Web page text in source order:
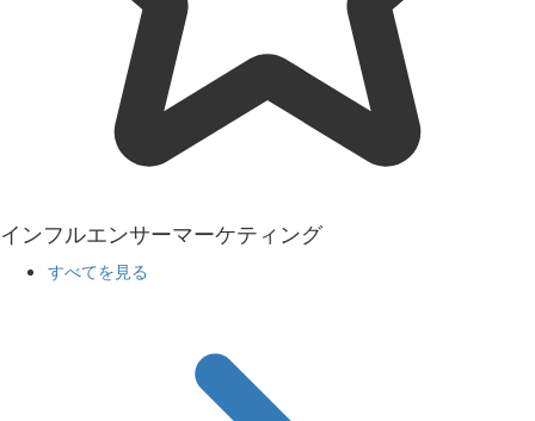
インフルエンサーマーケティング
すべてを見る